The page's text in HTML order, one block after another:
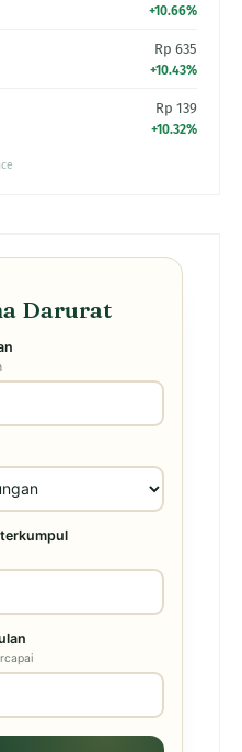
+10.66%
Rp 635
+10.43%
Rp 139
+10.32%
Darurat